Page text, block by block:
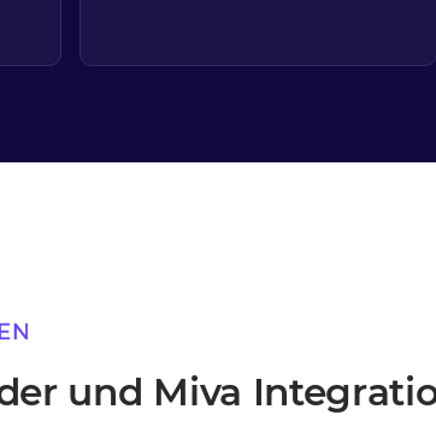
und Miva